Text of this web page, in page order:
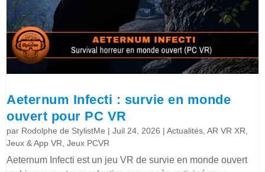
Aeternum Infecti : survie en monde
ouvert pour PC VR
par Rodolphe de StylistMe |Juil 24, 2026 |Actualités ,AR VR XR
Jeux & App VR ,Jeux PCVR
Aeternum Infecti est un jeu VR de survie en monde ouvert